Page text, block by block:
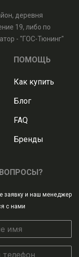
деревня
19, либо по
- "ГОС-Тюнинг"
ПОМОЩЬ
Как купить
Блог
FAQ
Бренды
заявку и наш менеджер
с нами